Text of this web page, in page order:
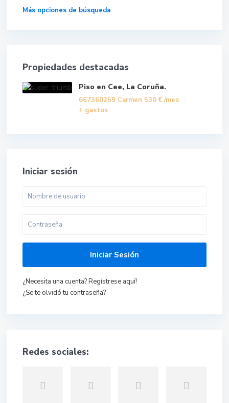
Más opciones de búsqueda
Propiedades destacadas
Piso en Cee, La Coruña.
667360259 Carmen 530 € /mes
+ gastos
Iniciar sesión
Iniciar Sesión
¿Necesita una cuenta? Regístrese aquí!
¿Se te olvidó tu contraseña?
Redes sociales: